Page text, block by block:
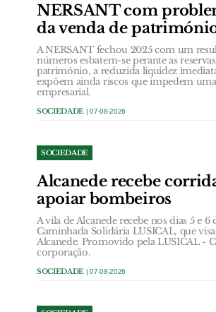
NERSANT com
da venda de
A NERSANT fechou 2025 com um
números esbatem-se perante as
património, a reduzida liquidez
expõem ainda riscos que impedem
empresarial.
SOCIEDADE | 07-08-2026
SOCIEDADE
Alcanede recebe
apoiar bombeiros
A vila de Alcanede recebe nos dias 5 e
Caminhada Solidária LUSICAL, que
Alcanede. Promovido pela LUSICAL -
corporação.
SOCIEDADE | 07-08-2026